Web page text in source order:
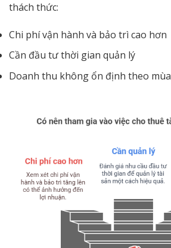
thách thức:
Chi phí vận hành và bảo trì cao hơn
Cần đầu tư thời gian quản lý
Doanh thu không ổn định theo mùa